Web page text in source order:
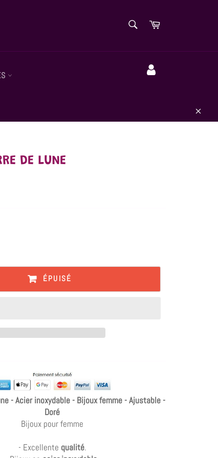
Panier
Close
DE LUNE
ÉPUISÉ
- Acier inoxydable - Bijoux femme - Ajustable -
Doré
Bijoux pour femme
- Excellente qualité.